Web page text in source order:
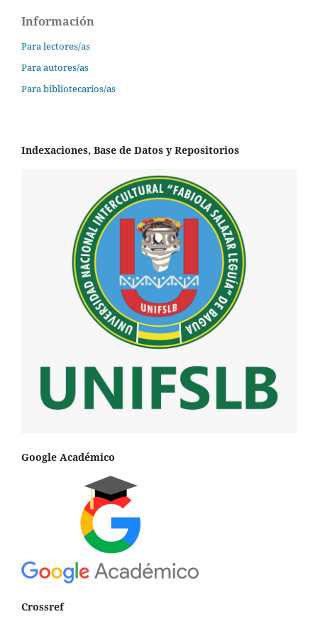
Información
Para lectores/as
Para autores/as
Para bibliotecarios/as
Indexaciones, Base de Datos y Repositorios
Google Académico
Crossref